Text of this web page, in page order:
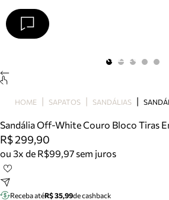
Papete
Scarpin
Mocassim
Bolsa
Tênis
Arezzo
HOME SAPATOS SANDÁLIAS
Sandália Off-White Couro Bloco Tiras
R$ 299,90
ou 3x de R$99,97 sem juros
Receba atéR$ 35,99de cashback